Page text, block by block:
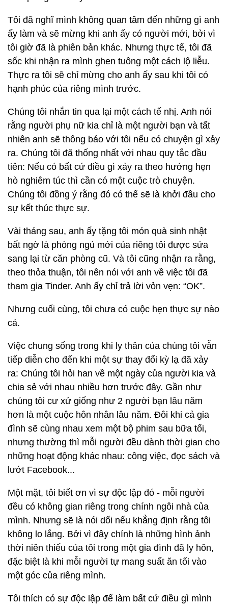
Tôi đã nghĩ mình không quan tâm đến những gì anh
ấy làm và sẽ mừng khi anh ấy có người mới, bởi vì
tôi giờ đã là phiên bản khác. Nhưng thực tế, tôi đã
sốc khi nhận ra mình ghen tuông một cách lộ liễu.
Thực ra tôi sẽ chỉ mừng cho anh ấy sau khi tôi có
hạnh phúc của riêng mình trước.
Chúng tôi nhắn tin qua lại một cách tế nhị. Anh nói
rằng người phụ nữ kia chỉ là một người bạn và tất
nhiên anh sẽ thông báo với tôi nếu có chuyện gì xảy
ra. Chúng tôi đã thống nhất với nhau quy tắc đầu
tiên: Nếu có bất cứ điều gì xảy ra theo hướng hẹn
hò nghiêm túc thì cần có một cuộc trò chuyện.
Chúng tôi đồng ý rằng đó có thể sẽ là khởi đầu cho
sự kết thúc thực sự.
Vài tháng sau, anh ấy tặng tôi món quà sinh nhật
bất ngờ là phòng ngủ mới của riêng tôi được sửa
sang lại từ căn phòng cũ. Và tôi cũng nhận ra rằng,
theo thỏa thuận, tôi nên nói với anh về việc tôi đã
tham gia Tinder. Anh ấy chỉ trả lời vỏn vẹn: “OK”.
Nhưng cuối cùng, tôi chưa có cuộc hẹn thực sự nào
cả.
Việc chung sống trong khi ly thân của chúng tôi vẫn
tiếp diễn cho đến khi một sự thay đổi kỳ lạ đã xảy
ra: Chúng tôi hỏi han về một ngày của người kia và
chia sẻ với nhau nhiều hơn trước đây. Gần như
chúng tôi cư xử giống như 2 người bạn lâu năm
hơn là một cuộc hôn nhân lâu năm. Đôi khi cả gia
đình sẽ cùng nhau xem một bộ phim sau bữa tối,
nhưng thường thì mỗi người đều dành thời gian cho
những hoạt động khác nhau: công việc, đọc sách và
lướt Facebook...
Một mặt, tôi biết ơn vì sự độc lập đó - mỗi người
đều có không gian riêng trong chính ngôi nhà của
mình. Nhưng sẽ là nói dối nếu khẳng định rằng tôi
không lo lắng. Bởi vì đây chính là những hình ảnh
thời niên thiếu của tôi trong một gia đình đã ly hôn,
đặc biệt là khi mỗi người tự mang suất ăn tối vào
một góc của riêng mình.
Tôi thích có sự độc lập để làm bất cứ điều gì mình